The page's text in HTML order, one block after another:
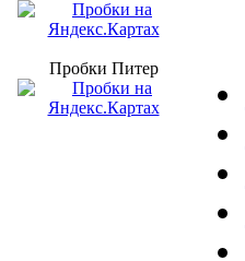
Пробки Питер